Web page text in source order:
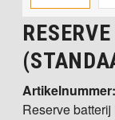
Reserve